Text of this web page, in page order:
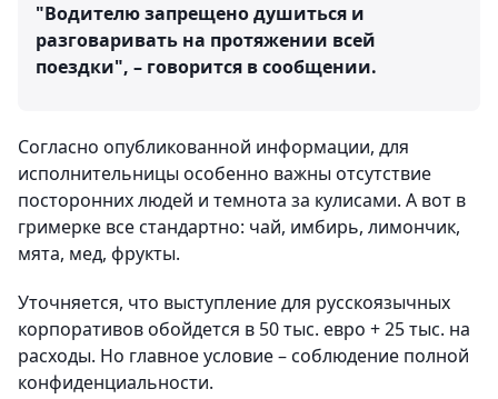
"Водителю запрещено душиться и
разговаривать на протяжении всей
поездки", – говорится в сообщении.
Согласно опубликованной информации, для
исполнительницы особенно важны отсутствие
посторонних людей и темнота за кулисами. А вот в
гримерке все стандартно: чай, имбирь, лимончик,
мята, мед, фрукты.
Уточняется, что выступление для русскоязычных
корпоративов обойдется в 50 тыс. евро + 25 тыс. на
расходы. Но главное условие – соблюдение полной
конфиденциальности.